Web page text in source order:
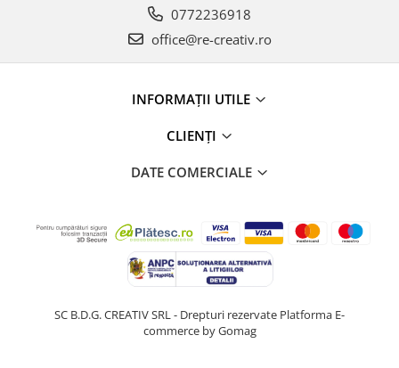
0772236918
office@re-creativ.ro
INFORMAȚII UTILE
CLIENȚI
DATE COMERCIALE
SC B.D.G. CREATIV SRL - Drepturi rezervate Platforma E-
commerce by Gomag